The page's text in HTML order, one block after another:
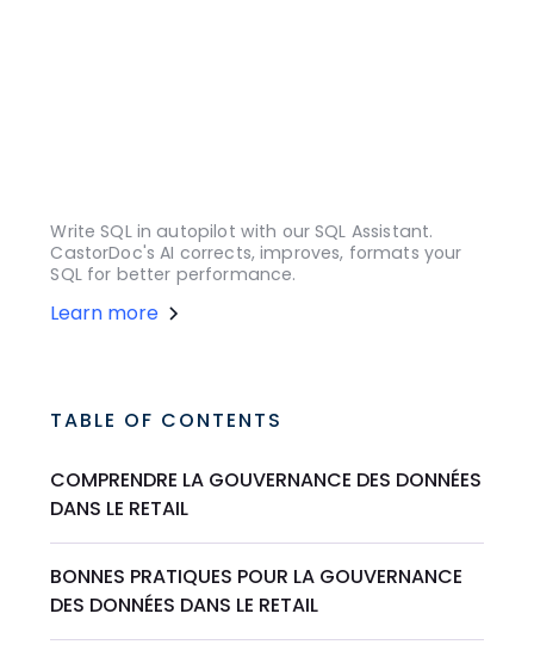
Write SQL in autopilot with our SQL Assistant.
CastorDoc's AI corrects, improves, formats your
SQL for better performance.
Learn more
TABLE OF CONTENTS
COMPRENDRE LA GOUVERNANCE DES DONNÉES
DANS LE RETAIL
BONNES PRATIQUES POUR LA GOUVERNANCE
DES DONNÉES DANS LE RETAIL